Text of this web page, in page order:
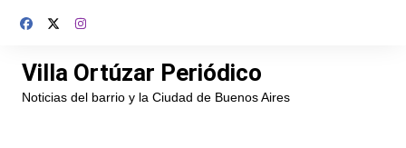
Villa Ortúzar Periódico
Noticias del barrio y la Ciudad de Buenos Aires